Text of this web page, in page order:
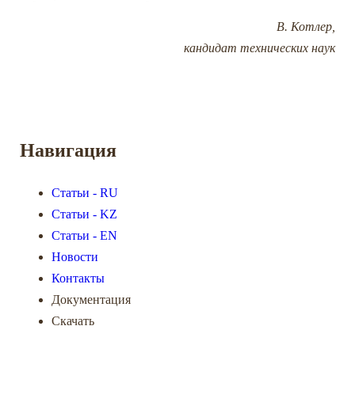
В. Котлер,
кандидат технических наук
Навигация
Статьи - RU
Статьи - KZ
Статьи - EN
Новости
Контакты
Документация
Скачать